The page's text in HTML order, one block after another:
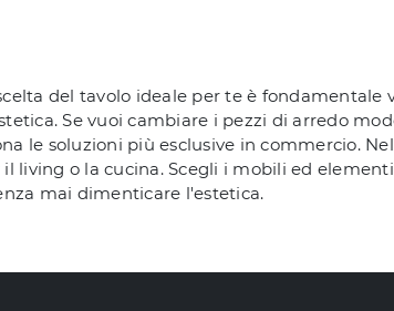
del tavolo ideale per te è
Se vuoi cambiare i pezzi di arredo
le soluzioni più esclusive in commercio.
il living o la cucina. Scegli i mobili ed
mai dimenticare l'estetica.